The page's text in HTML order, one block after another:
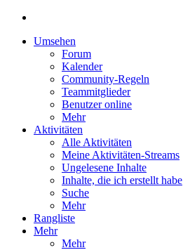
Umsehen
Forum
Kalender
Community-Regeln
Teammitglieder
Benutzer online
Mehr
Aktivitäten
Alle Aktivitäten
Meine Aktivitäten-Streams
Ungelesene Inhalte
Inhalte, die ich erstellt habe
Suche
Mehr
Rangliste
Mehr
Mehr